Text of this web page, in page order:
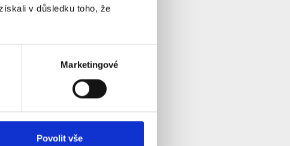
v důsledku toho, že
Marketingové
Povolit vše
pro LED, s